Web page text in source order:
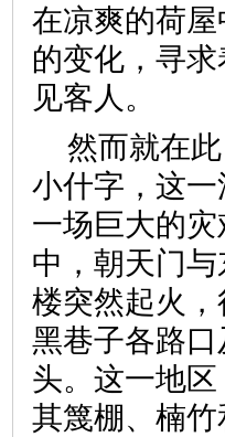
在凉爽的荷
的变化，寻
见客人。
然而就在
小什字，这
一场巨大的
中，朝天门
楼突然起火
黑巷子各路
头。这一地
其篾棚、楠